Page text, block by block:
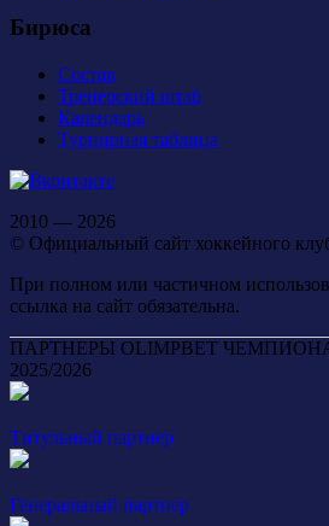
Бирюса
Состав
Тренерский штаб
Календарь
Турнирная таблица
2010 — 2026
© Официальный сайт хоккейного
При полном или частичном
ссылка на сайт обязательна.
ПАРТНЕРЫ OLIMPBET
2025/2026
Титульный партнер
Генеральный партнер